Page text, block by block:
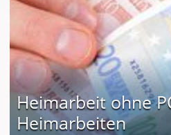
Heimarbeit ohne
Heimarbeiten